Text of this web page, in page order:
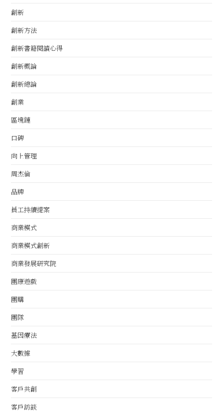
創新
創新方法
創新書籍閱讀心得
創新概論
創新總論
創業
區塊鏈
口碑
向上管理
周杰倫
品牌
員工持續提案
商業模式
商業模式創新
商業發展研究院
團康遊戲
團購
團隊
基因療法
大數據
學習
客戶共創
客戶訪談